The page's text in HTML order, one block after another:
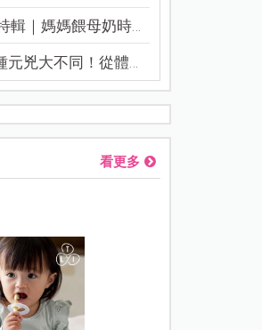
！無印良品店員發枕頭護頭、陪伴撤離
｜媽媽餵母奶時，...
兇大不同！從體質...
看更多